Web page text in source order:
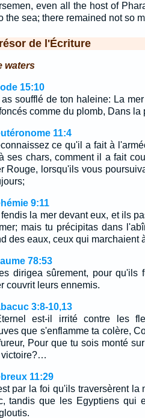
even all the host of
the sea; there remained not so
de l'Écriture
waters
15:10
as soufflé de ton haleine: La
comme du plomb, Dans la
11:4
ce qu'il a fait à
ses chars, comment il a fait
Rouge, lorsqu'ils vous
9:11
fendis la mer devant eux, et ils
mais tu précipitas dans
des eaux, ceux qui marchaient
78:53
dirigea sûrement, pour qu'ils
couvrit leurs ennemis.
3:8-10,13
est-il irrité contre les
que s'enflamme ta colère,
Pour que tu sois monté
victoire?…
11:29
par la foi qu'ils traversèrent la
tandis que les Egyptiens qui